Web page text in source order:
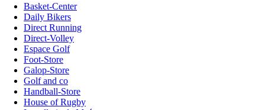
Basket-Center
Daily Bikers
Direct Running
Direct-Volley
Espace Golf
Foot-Store
Galop-Store
Golf and co
Handball-Store
House of Rugby